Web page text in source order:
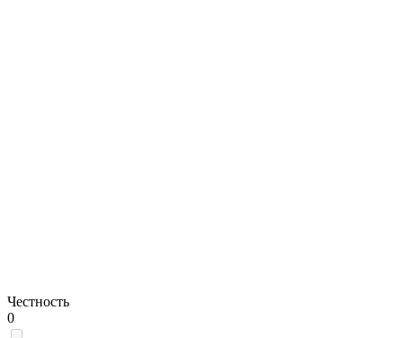
Честность
0